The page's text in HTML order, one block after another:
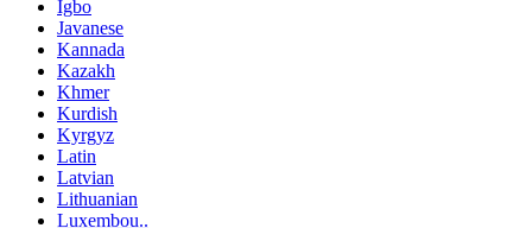
Igbo
Javanese
Kannada
Kazakh
Khmer
Kurdish
Kyrgyz
Latin
Latvian
Lithuanian
Luxembou..